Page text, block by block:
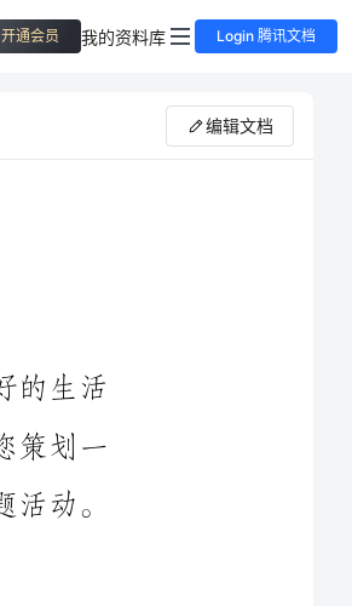
开通会员 我的资料库 Login 腾讯文档
编辑文档